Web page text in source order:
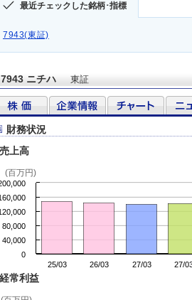
最近チェックした銘柄･指標
7943(東証)
7943 ニチハ 東証